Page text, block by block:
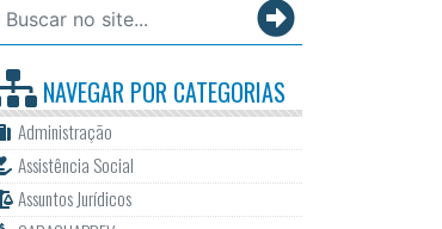
NAVEGAR PORCATEGORIAS
Administração
Assistência Social
Assuntos Jurídicos